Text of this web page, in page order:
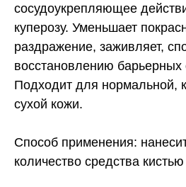
сосудоукрепляющее
куперозу. Уменьшает
раздражение, заживляет,
восстановлению барьерных
Подходит для нормальной,
сухой кожи.
Способ применения:
количество средства